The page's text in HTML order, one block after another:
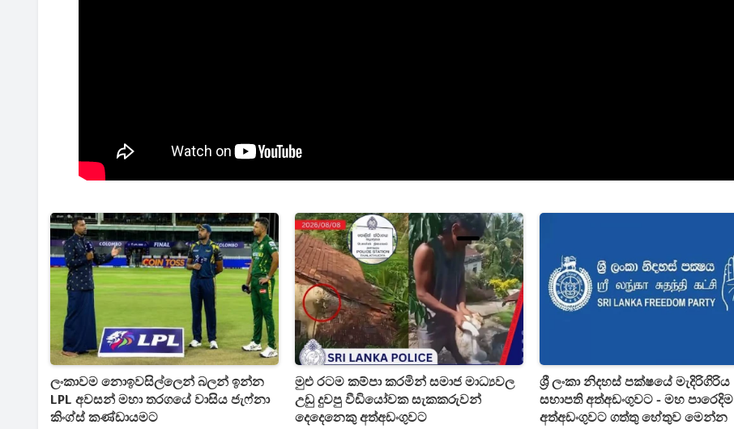
ලංකාවම නොඉවසිල්ලෙන් බලන් ඉන්න
LPL අවසන් මහා තරගයේ වාසිය ජැෆ්නා
කිංග්ස් කණ්ඩායමට
මුළු රටම කම්පා කරමින් සමාජ මාධ්‍යවල
උඩු දුවපු වීඩියෝවක සැකකරුවන්
දෙදෙනෙකු අත්අඩංගුවට
ශ්‍රී ලංකා නිදහස් පක්ෂයේ මැදිරිගිරිය
සභාපති අත්අඩංගුවට - මහ පාරෙදිම
අත්අඩංගුවට ගත්තු හේතුව මෙන්න